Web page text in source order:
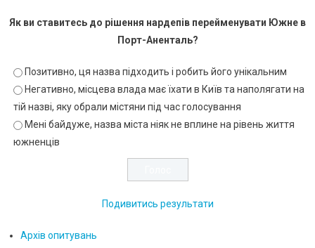
Як ви ставитесь до рішення нардепів перейменувати Южне в
Порт-Аненталь?
Позитивно, ця назва підходить і робить його унікальним
Негативно, місцева влада має їхати в Київ та наполягати на
тій назві, яку обрали містяни під час голосування
Мені байдуже, назва міста ніяк не вплине на рівень життя
южненців
Подивитись результати
Архів опитувань